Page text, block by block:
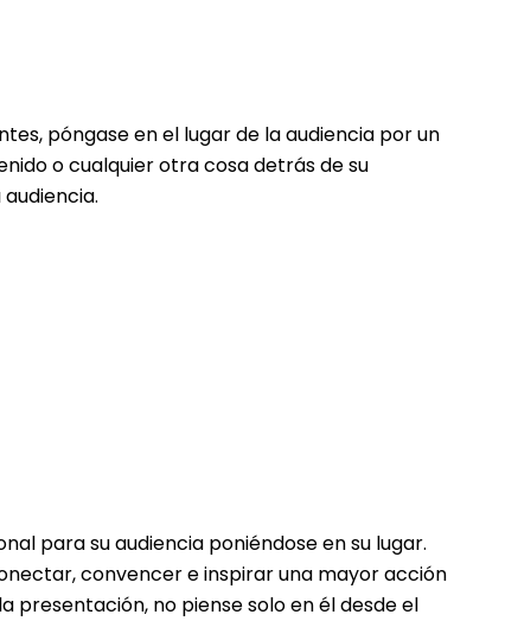
póngase en el lugar de la audiencia por un
o cualquier otra cosa detrás de su
para su audiencia poniéndose en su lugar.
convencer e inspirar una mayor acción
presentación, no piense solo en él desde el